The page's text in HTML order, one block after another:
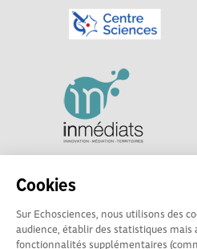
Cookies
Sur Echosciences, nous utilisons des
audience, établir des statistiques mais
fonctionnalités supplémentaires
Explorer, s’exprimer, rentrer en
sciences et de technologies du
Centre•Sciences/ Contact :